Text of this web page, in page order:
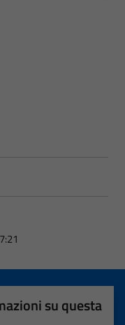
su questa